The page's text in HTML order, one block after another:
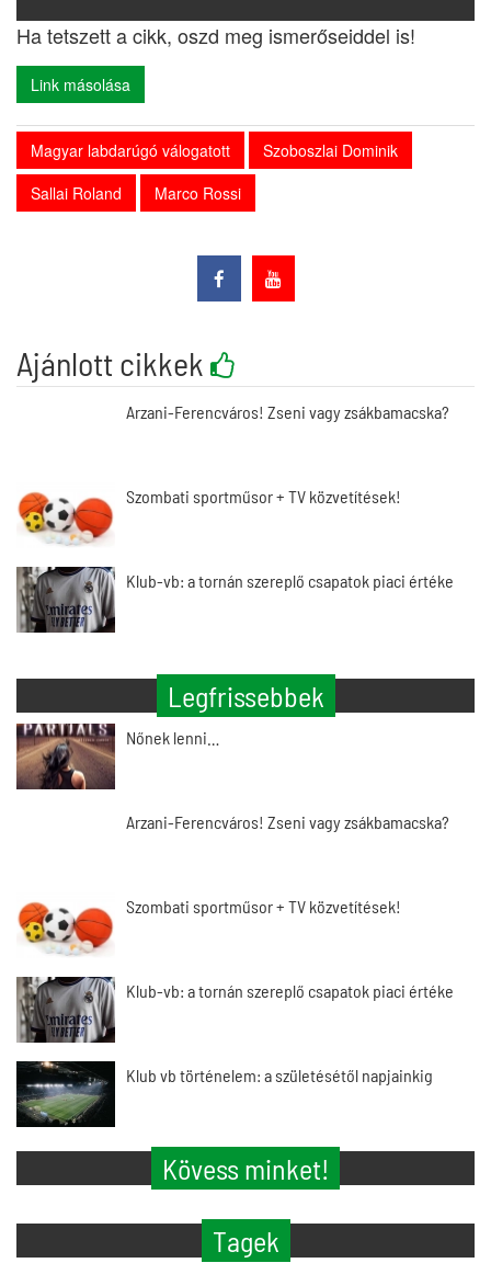
Ha tetszett a cikk, oszd meg ismerőseiddel is!
Link másolása
Magyar labdarúgó válogatott
Szoboszlai Dominik
Sallai Roland
Marco Rossi
Ajánlott cikkek
Arzani-Ferencváros! Zseni vagy zsákbamacska?
Szombati sportműsor + TV közvetítések!
Klub-vb: a tornán szereplő csapatok piaci értéke
Legfrissebbek
Nőnek lenni…
Arzani-Ferencváros! Zseni vagy zsákbamacska?
Szombati sportműsor + TV közvetítések!
Klub-vb: a tornán szereplő csapatok piaci értéke
Klub vb történelem: a születésétől napjainkig
Kövess minket!
Tagek